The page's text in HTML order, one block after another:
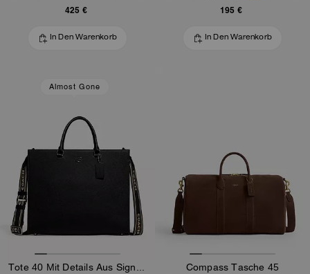
425 €
In Den Warenkorb
195 €
In Den Warenkorb
Almost Gone
Compass Tasche 45